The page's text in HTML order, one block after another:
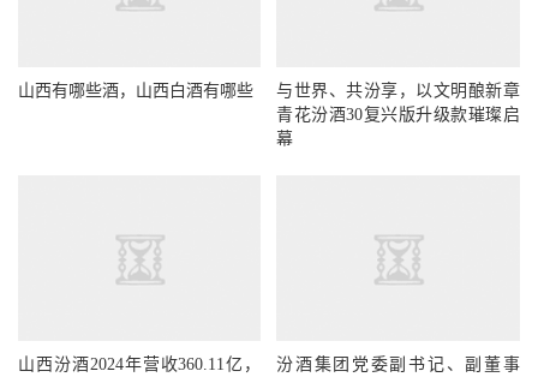
山西有哪些酒，山西白酒有哪些
与世界、共汾享，以文明酿新章
青花汾酒30复兴版升级款璀璨启
幕
山西汾酒2024年营收360.11亿，
汾酒集团党委副书记、副董事